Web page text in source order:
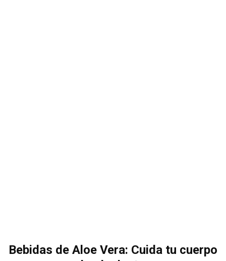
Bebidas de Aloe Vera: Cuida tu cuerpo